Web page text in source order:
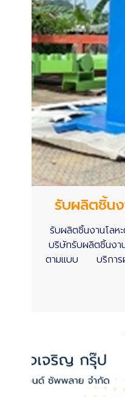
รับผลิตชิ้นง
รับผลิตชิ้นงานโลห
บริษัทรับผลิตชิ้นงา
ตามแบบ บริการผ
แข็งแรง ทนทาน ไ
ตามแบบ บริษัท กิ
ตามแบบ ​ ในจังหวั